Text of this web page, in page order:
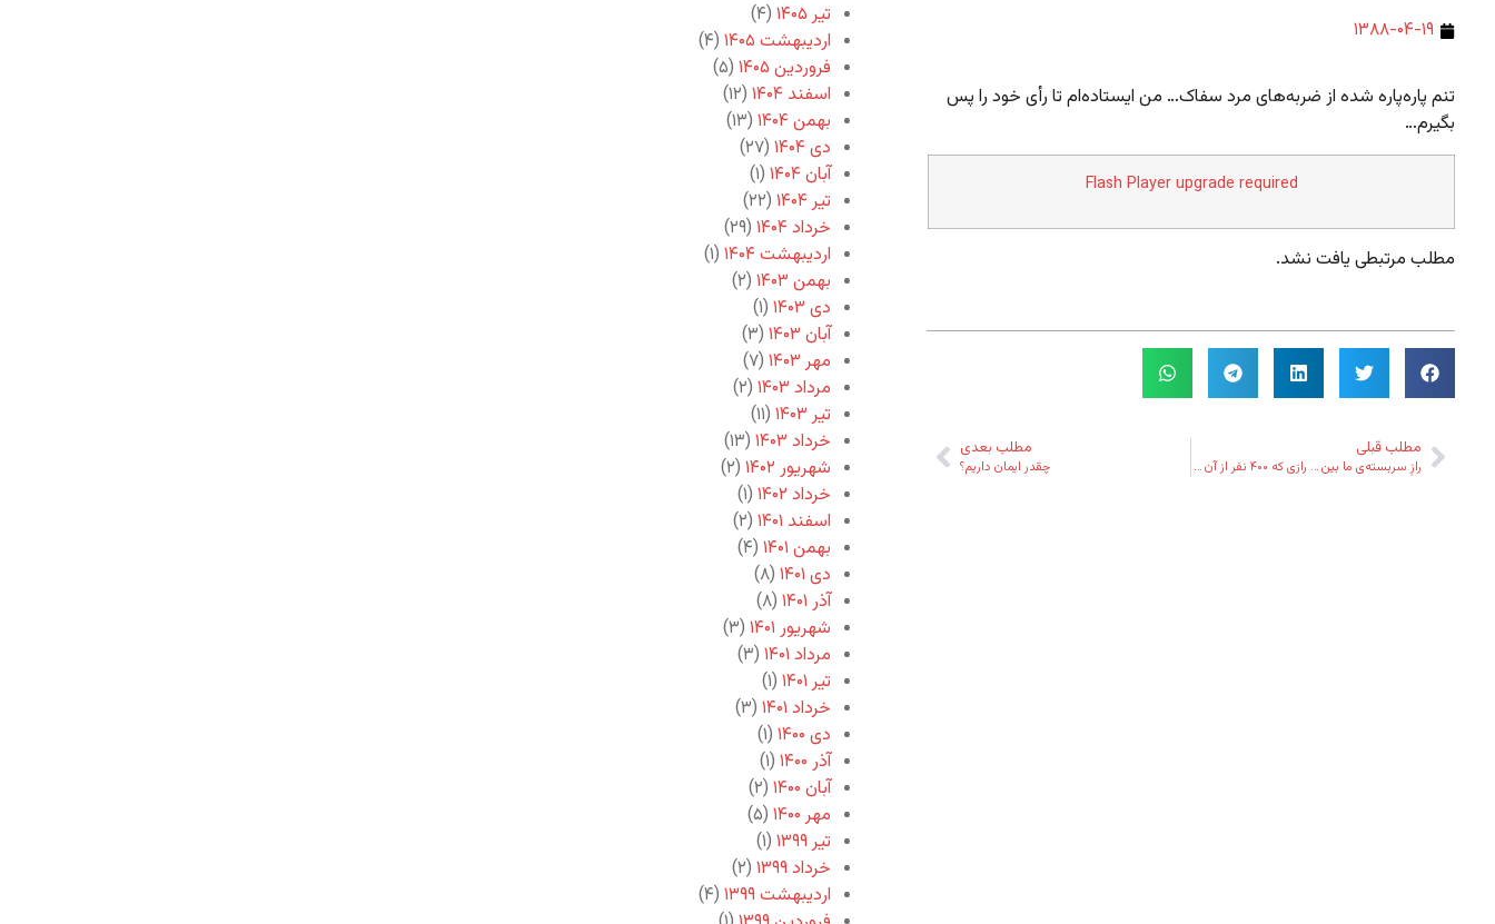
۱۳۸۸-۰۴-۱۹
تنم پاره‌پاره شده از ضربه‌های مرد سفاک… من ایستاده‌ام تا رأی خود را پس
بگیرم…
Flash Player upgrade required
مطلب مرتبطی یافت نشد.
مطلب قبلی
رازِ سربسته‌ی ما بین … رازی که ۴۰۰ نفر از آن با خبر بودند!
مطلب بعدی
چقدر ایمان داریم؟
تیر ۱۴۰۵
(۴)
اردیبهشت ۱۴۰۵
(۴)
فروردین ۱۴۰۵
(۵)
اسفند ۱۴۰۴
(۱۲)
بهمن ۱۴۰۴
(۱۳)
دی ۱۴۰۴
(۲۷)
آبان ۱۴۰۴
(۱)
تیر ۱۴۰۴
(۲۲)
خرداد ۱۴۰۴
(۲۹)
اردیبهشت ۱۴۰۴
(۱)
بهمن ۱۴۰۳
(۲)
دی ۱۴۰۳
(۱)
آبان ۱۴۰۳
(۳)
مهر ۱۴۰۳
(۷)
مرداد ۱۴۰۳
(۲)
تیر ۱۴۰۳
(۱۱)
خرداد ۱۴۰۳
(۱۳)
شهریور ۱۴۰۲
(۲)
خرداد ۱۴۰۲
(۱)
اسفند ۱۴۰۱
(۲)
بهمن ۱۴۰۱
(۴)
دی ۱۴۰۱
(۸)
آذر ۱۴۰۱
(۸)
شهریور ۱۴۰۱
(۳)
مرداد ۱۴۰۱
(۳)
تیر ۱۴۰۱
(۱)
خرداد ۱۴۰۱
(۳)
دی ۱۴۰۰
(۱)
آذر ۱۴۰۰
(۱)
آبان ۱۴۰۰
(۲)
مهر ۱۴۰۰
(۵)
تیر ۱۳۹۹
(۱)
خرداد ۱۳۹۹
(۲)
اردیبهشت ۱۳۹۹
(۴)